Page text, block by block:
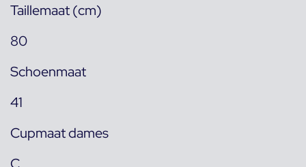
Taillemaat (cm)
80
Schoenmaat
41
Cupmaat dames